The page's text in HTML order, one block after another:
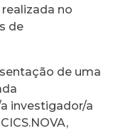
no
de
de uma
investigador/a